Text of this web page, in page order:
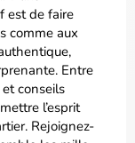
est de faire
comme aux
Entre
conseils
l’esprit
Rejoignez-